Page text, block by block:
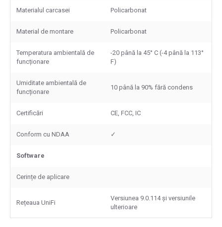
Materialul carcasei Policarbonat
Material de montare Policarbonat
Temperatura ambientală de
funcționare
-20 până la 45° C (-4 până la 113°
F)
Umiditate ambientală de
funcționare
10 până la 90% fără condens
Certificări CE, FCC, IC
Conform cu NDAA ✓
Software
Cerințe de aplicare
Rețeaua UniFi
Versiunea 9.0.114 și versiunile
ulterioare